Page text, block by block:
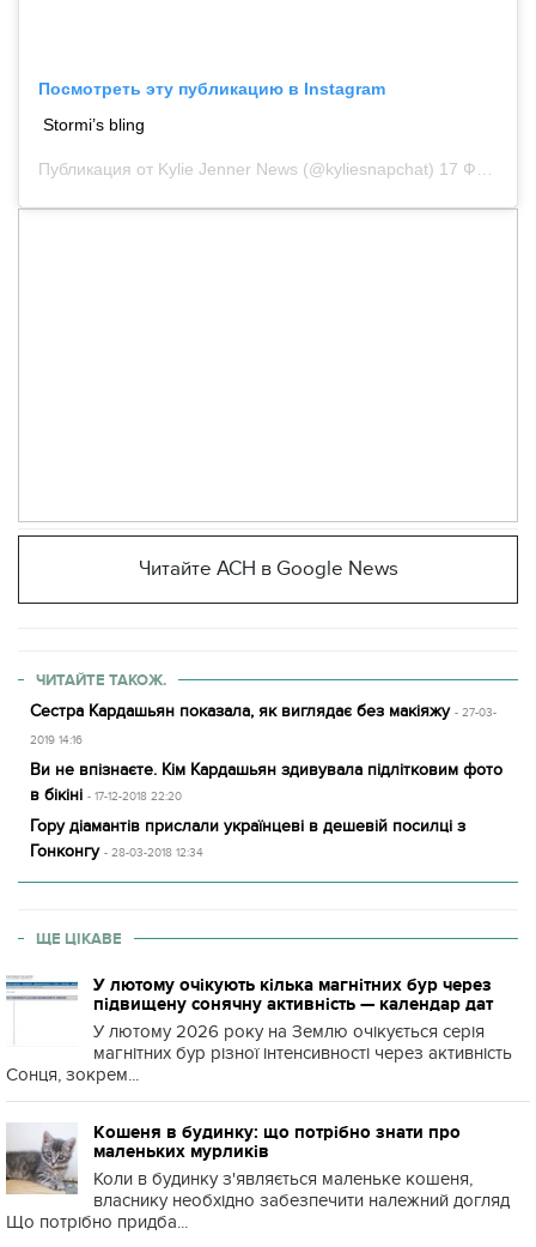
Посмотреть эту публикацию в Instagram
Stormi’s bling
Публикация от Kylie Jenner News (@kyliesnapchat) 17 Фев 2019 в 8:51 PST
Читайте АСН в Google News
ЧИТАЙТЕ ТАКОЖ.
Сестра Кардашьян показала, як виглядає без макіяжу - 27-03-
2019 14:16
Ви не впізнаєте. Кім Кардашьян здивувала підлітковим фото
в бікіні - 17-12-2018 22:20
Гору діамантів прислали українцеві в дешевій посилці з
Гонконгу - 28-03-2018 12:34
ЩЕ ЦІКАВЕ
У лютому очікують кілька магнітних бур через
підвищену сонячну активність — календар дат
У лютому 2026 року на Землю очікується серія
магнітних бур різної інтенсивності через активність
Сонця, зокрем...
Кошеня в будинку: що потрібно знати про
маленьких мурликів
Коли в будинку з'являється маленьке кошеня,
власнику необхідно забезпечити належний догляд
Що потрібно придба...